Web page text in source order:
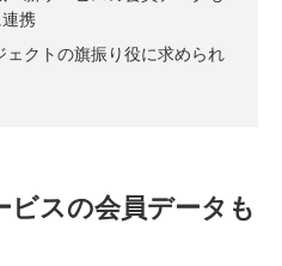
携
ェクトの旗振り役に求められ
ビスの会員データも